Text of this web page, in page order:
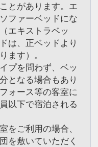
とがあります。エ
ファーベッドにな
エキストラベッ
は、正ベッドより
ます）。
プを問わず、ベッ
となる場合もあり
ォース等の客室に
以下で宿泊される
をご利用の場合、
を敷いていただく